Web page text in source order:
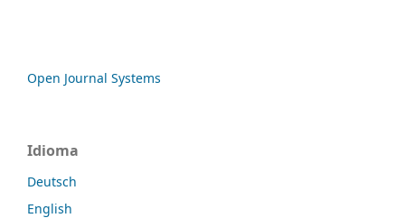
Open Journal Systems
Idioma
Deutsch
English